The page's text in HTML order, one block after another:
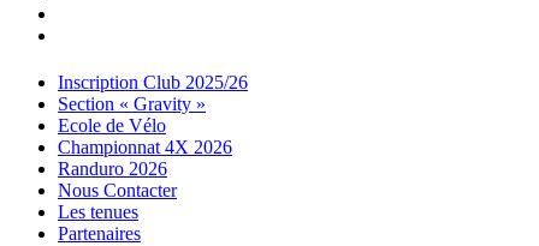
Menu
Widgets
Recherche
Aller
contenu
Inscription Club 2025/26
Section « Gravity »
Ecole de Vélo
Championnat 4X 2026
Randuro 2026
Nous Contacter
Les tenues
Partenaires